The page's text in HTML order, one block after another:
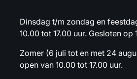
Dinsdag t/m zondag en
10.00 tot 17.00 uur. Gesloten op
Zomer (6 juli tot en met 24
open van 10.00 tot 17.00 uur.